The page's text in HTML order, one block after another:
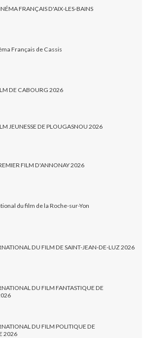
FRANÇAIS D'AIX-LES-BAINS
Français de Cassis
DE CABOURG 2026
JEUNESSE DE PLOUGASNOU 2026
FILM D'ANNONAY 2026
du film de la Roche-sur-Yon
DU FILM DE SAINT-JEAN-DE-LUZ 2026
DU FILM FANTASTIQUE DE
DU FILM POLITIQUE DE
2026